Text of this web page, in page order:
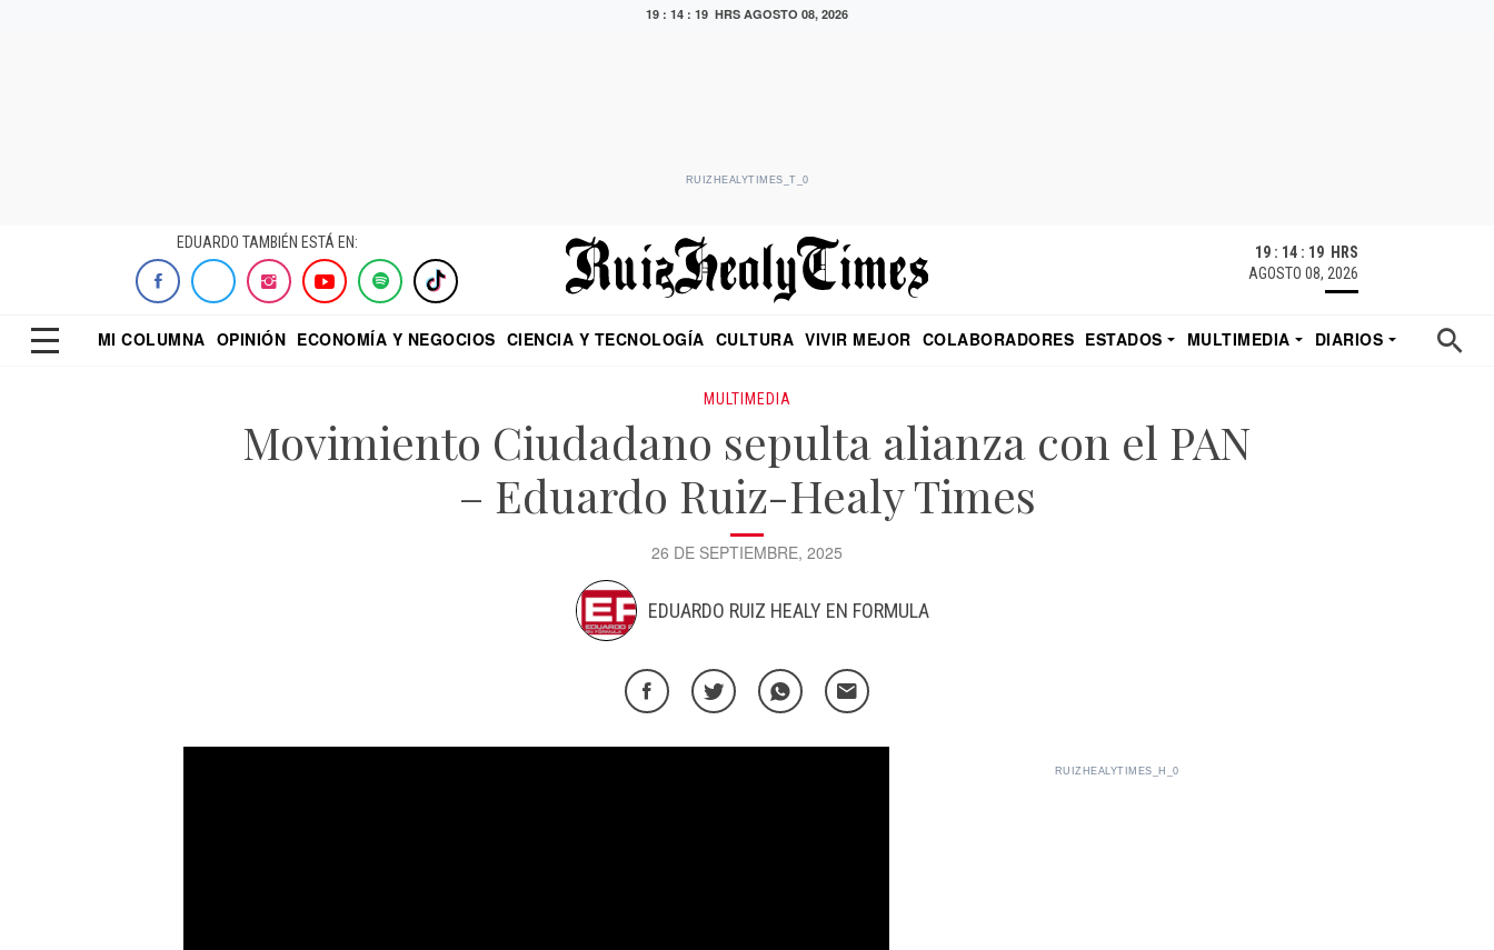
19 : 14 : 19 HRS AGOSTO 08, 2026
RUIZHEALYTIMES_T_0
EDUARDO TAMBIÉN ESTÁ EN:
19 : 14 : 19 HRS
AGOSTO 08, 2026
MI COLUMNA OPINIÓN ECONOMÍA Y NEGOCIOS CIENCIA Y TECNOLOGÍA CULTURA VIVIR MEJOR COLABORADORES ESTADOS MULTIMEDIA
DIARIOS
MULTIMEDIA
Movimiento Ciudadano sepulta alianza con el PAN
– Eduardo Ruiz-Healy Times
26 DE SEPTIEMBRE, 2025
EDUARDO RUIZ HEALY EN FORMULA
RUIZHEALYTIMES_H_0